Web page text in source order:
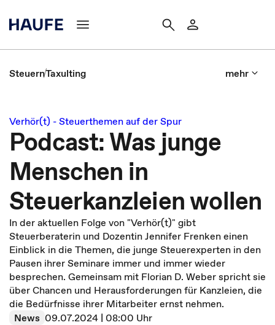
SteuernTaxulting mehr
Verhör(t) - Steuerthemen auf der Spur
Podcast: Was junge
Menschen in
Steuerkanzleien wollen
In der aktuellen Folge von "Verhör(t)" gibt
Steuerberaterin und Dozentin Jennifer Frenken einen
Einblick in die Themen, die junge Steuerexperten in den
Pausen ihrer Seminare immer und immer wieder
besprechen. Gemeinsam mit Florian D. Weber spricht sie
über Chancen und Herausforderungen für Kanzleien, die
die Bedürfnisse ihrer Mitarbeiter ernst nehmen.
News 09.07.2024 | 08:00 Uhr